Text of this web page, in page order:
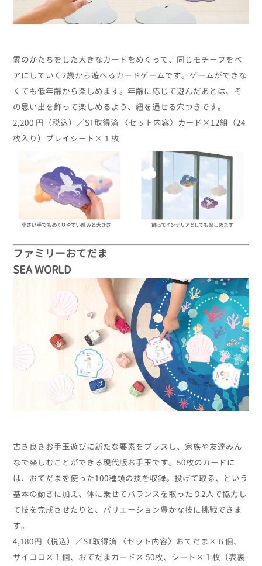
雲のかたちをした大きなカードをめくって、同じモチーフをペ
アにしていく2歳から遊べるカードゲームです。ゲームができな
くても低年齢から楽しめます。年齢に応じて遊んだあとは、そ
の思い出を飾って楽しめるよう、紐を通せる穴つきです。
2,200 円（税込）／ST取得済 〈セット内容〉カード×12組（24
枚入り）プレイシート×１枚
ファミリーおてだま
SEA WORLD
古き良きお手玉遊びに新たな要素をプラスし、家族や友達みん
なで楽しむことができる現代版お手玉です。50枚のカードに
は、おてだまを使った100種類の技を収録。投げて取る、という
基本の動きに加え、体に乗せてバランスを取ったり2人で協力し
て技を完成させたりと、バリエーション豊かな技に挑戦できま
す。
4,180円（税込）／ST取得済 〈セット内容〉おてだま×６個、
サイコロ×１個、おてだまカード× 50枚、シート×１枚（表裏